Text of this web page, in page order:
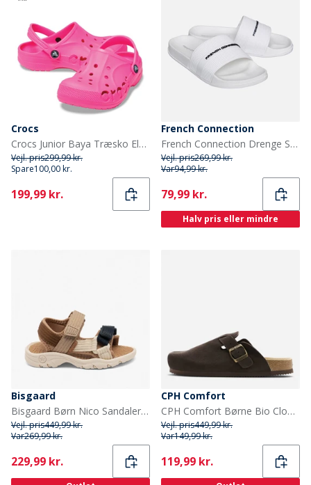
Crocs
Crocs Junior Baya Træsko Elektrisk Rosa
Vejl. pris299,99 kr.
Spare100,00 kr.
Current
199,99 kr.
French Connection
French Connection Drenge Seler Sandaler Hvid/Black Logo
Vejl. pris269,99 kr.
Var94,99 kr.
Current
79,99 kr.
Halv pris eller mindre
Bisgaard
Bisgaard Børn Nico Sandaler Natur
Vejl. pris449,99 kr.
Var269,99 kr.
Current
229,99 kr.
CPH Comfort
CPH Comfort Børne Bio Clogs Ruskind Sandaler Dark Brown
Vejl. pris449,99 kr.
Var149,99 kr.
Current
119,99 kr.